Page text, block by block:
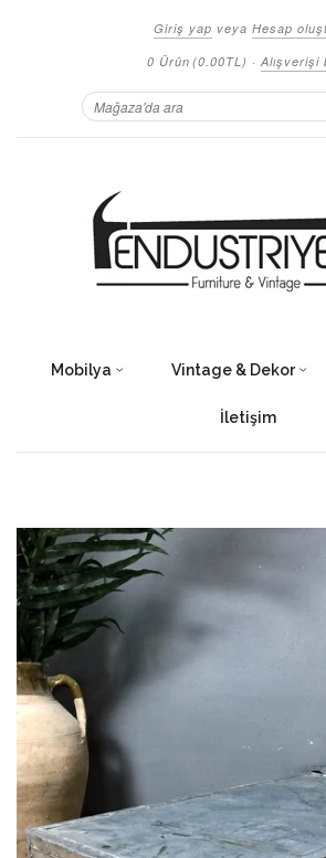
Giriş yap veya Hesap
0 Ürün (0.00TL) · Alışverişi
Mobilya Vintage & Dekor
İletişim